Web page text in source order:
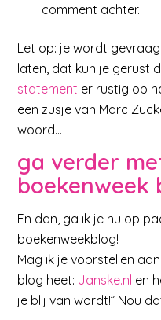
comment achter.
Let op: je wordt
laten, dat kun je gerust
statement er rustig op
een zusje van Marc
woord…
ga verder
boekenweek
En dan, ga ik je nu op
boekenweekblog!
Mag ik je voorstellen
blog heet: Janske.nl en
je blij van wordt!” Nou